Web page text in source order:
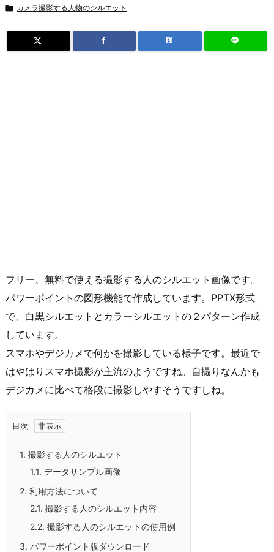
 カメラ撮影する人物のシルエット
B!
フリー、無料で使える撮影する人のシルエット画像です。
パワーポイントの図形機能で作成しています。PPTX形式
で、白黒シルエットとカラーシルエットの２パターン作成
しています。
スマホやデジカメで何かを撮影している様子です。最近で
はやはりスマホ撮影が主流のようですね。自撮りなんかも
デジカメに比べて格段に撮影しやすそうですしね。
目次
1. 撮影する人のシルエット
1.1. データサンプル画像
2. 利用方法について
2.1. 撮影する人のシルエット内容
2.2. 撮影する人のシルエットの使用例
3. パワーポイント版ダウンロード